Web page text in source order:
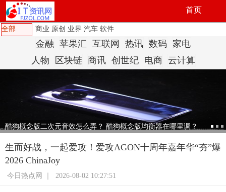
首页
全部 商业 原创 业界 汽车 软件
金融 苹果汇 互联网 热讯 数码
家电
人物
区块链 商讯 创世纪 电商 云计算
酷狗概念版二次元音效怎么弄？ 酷狗概念版均衡器在哪里调？
生而好战，一起爱攻！爱攻AGON十周年嘉年华“夯”爆
2026 ChinaJoy
今日热点网 ｜ 2026-08-02 10:27:51